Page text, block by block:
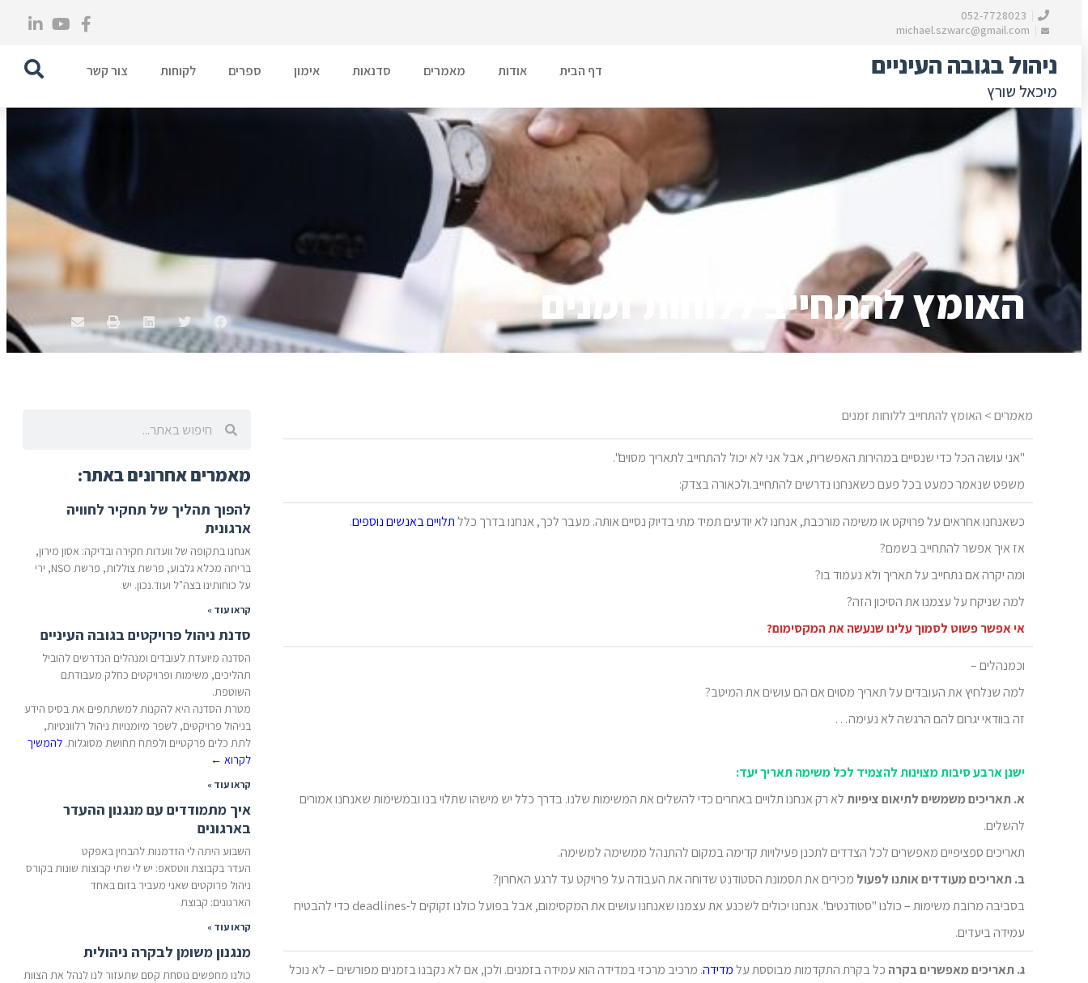
לתוכן
ניהול בגובה העיניים
מיכאל שורץ
דף הבית אודות מאמרים סדנאות אימון ספרים לקוחות צור קשר
האומץ להתחייב ללוחות זמנים
מאמרים> האומץ להתחייב ללוחות זמנים
"אני עושה הכל כדי שנסיים במהירות האפשרית, אבל אני לא יכול להתחייב לתאריך מסוים".
משפט שנאמר כמעט בכל פעם כשאנחנו נדרשים להתחייב.ולכאורה בצדק:
כשאנחנו אחראים על פרויקט או משימה מורכבת, אנחנו לא יודעים תמיד מתי בדיוק נסיים אותה. מעבר לכך, אנחנו בדרך כללתלויים באנשים נוספים.
אז איך אפשר להתחייב בשמם?
ומה יקרה אם נתחייב על תאריך ולא נעמוד בו?
למה שניקח על עצמנו את הסיכון הזה?
אי אפשר פשוט לסמוך עלינו שנעשה את המקסימום?
וכמנהלים –
למה שנלחיץ את העובדים על תאריך מסוים אם הם עושים את המיטב?
זה בוודאי יגרום להם הרגשה לא נעימה…
ישנן ארבע סיבות מצוינות להצמיד לכל משימה תאריך יעד:
א. תאריכים משמשים לתיאום ציפיותלא רק אנחנו תלויים באחרים כדי להשלים את המשימות שלנו. בדרך כלל יש מישהו שתלוי בנו ובמשימות שאנחנו אמורים
להשלים.
תאריכים ספציפיים מאפשרים לכל הצדדים לתכנן פעילויות קדימה במקום להתנהל ממשימה למשימה.
ב. תאריכים מעודדים אותנו לפעול מכירים את תסמונת הסטודנט שדוחה את העבודה על פרויקט עד לרגע האחרון?
בסביבה מרובת משימות – כולנו "סטודנטים". אנחנו יכולים לשכנע את עצמנו שאנחנו עושים את המקסימום, אבל בפועל כולנו זקוקים ל-deadlines כדי להבטיח
עמידה ביעדים.
ג. תאריכים מאפשרים בקרה כל בקרת התקדמות מבוססת עלמדידה. מרכיב מרכזי במדידה הוא עמידה בזמנים. ולכן, אם לא נקבנו בזמנים מפורשים – לא נוכל
מאמרים אחרונים באתר:
להפוך תהליך של תחקיר לחוויה
ארגונית
אנחנו בתקופה של וועדות חקירה ובדיקה: אסון מירון,
בריחה מכלא גלבוע, פרשת צוללות, פרשת NSO, ירי
על כוחותינו בצה"ל ועוד.נכון. יש
קראו עוד »
סדנת ניהול פרויקטים בגובה העיניים
הסדנה מיועדת לעובדים ומנהלים הנדרשים להוביל
תהליכים, משימות ופרויקטים כחלק מעבודתם
השוטפת.
מטרת הסדנה היא להקנות למשתתפים את בסיס הידע
בניהול פרויקטים, לשפר מיומנויות ניהול רלוונטיות,
לתת כלים פרקטיים ולפתח תחושת מסוגלות. להמשיך
לקרוא ←
קראו עוד »
איך מתמודדים עם מנגנון ההעדר
בארגונים
השבוע היתה לי הזדמנות להבחין באפקט
העדר בקבוצת ווטסאפ: יש לי שתי קבוצות שונות בקורס
ניהול פרוקטים שאני מעביר בזום באחד
הארגונים: קבוצת
קראו עוד »
מנגנון משומן לבקרה ניהולית
כולנו מחפשים נוסחת קסם שתעזור לנו לנהל את הצוות